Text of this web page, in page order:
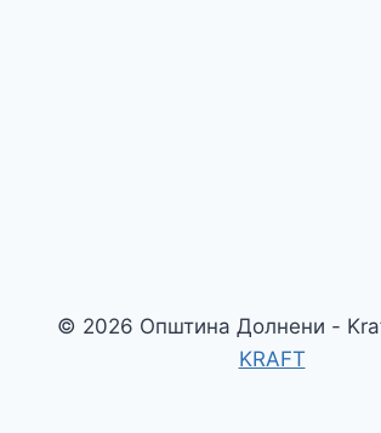
© 2026 Општина Долнени -
KRAFT